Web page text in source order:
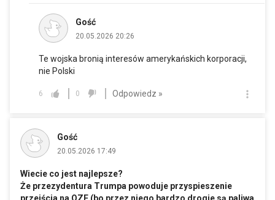
Gość
20.05.2026 20:26
Te wojska bronią interesów amerykańskich korporacji,
nie Polski
6 0 Odpowiedz »
Gość
20.05.2026 17:49
Wiecie co jest najlepsze?
Że przezydentura Trumpa powoduje przyspieszenie